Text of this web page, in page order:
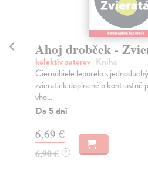
Ahoj drobček -
kolektív autorov| Kniha
Čiernobiele leporelo s
zvieratiek doplnené o kontrastné
vho...
Do 5 dní
6,69 €
6,90 € ?